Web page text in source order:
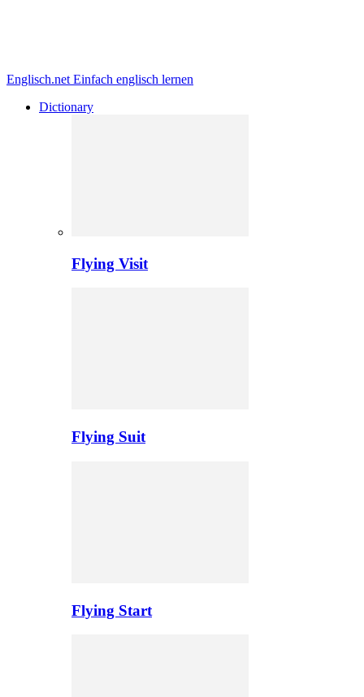
Englisch.net Einfach englisch lernen
Dictionary
Flying Visit
Flying Suit
Flying Start